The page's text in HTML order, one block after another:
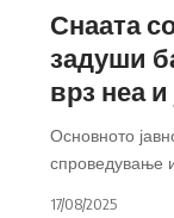
Снаата
задуши
врз неа
Основното
спроведување
17/08/2025